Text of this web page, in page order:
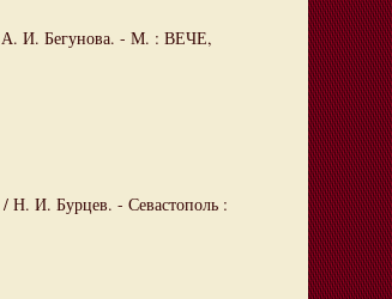
А. И. Бегунова. - М. : ВЕЧЕ,
/ Н. И. Бурцев. - Севастополь :